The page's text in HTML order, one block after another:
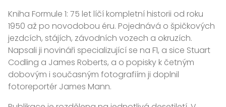
Kniha Formule 1: 75 let líčí kompletní historii od roku
1950 až po novodobou éru. Pojednává o špičkových
jezdcích, stájích, závodních vozech a okruzích.
Napsali ji novináři specializující se na F1, a sice Stuart
Codling a James Roberts, a o popisky k četným
dobovým i současným fotografiím ji doplnil
fotoreportér James Mann.